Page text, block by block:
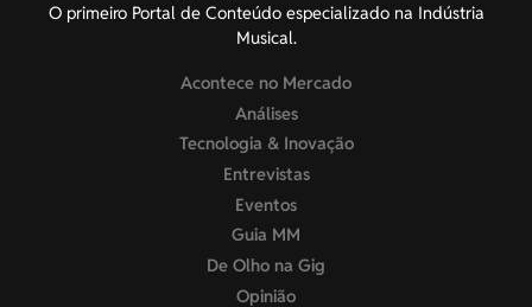
O primeiro Portal de Conteúdo especializado na Indústria
Musical.
Acontece no Mercado
Análises
Tecnologia & Inovação
Entrevistas
Eventos
Guia MM
De Olho na Gig
Opinião